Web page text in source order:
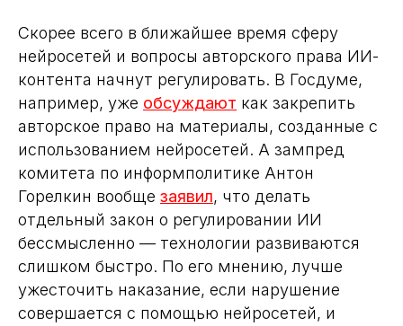
Скорее всего в ближайшее время сферу
нейросетей и вопросы авторского права ИИ-
контента начнут регулировать. В Госдуме,
например, уже обсуждают как закрепить
авторское право на материалы, созданные с
использованием нейросетей. А зампред
комитета по информполитике Антон
Горелкин вообще заявил, что делать
отдельный закон о регулировании ИИ
бессмысленно — технологии развиваются
слишком быстро. По его мнению, лучше
ужесточить наказание, если нарушение
совершается с помощью нейросетей, и